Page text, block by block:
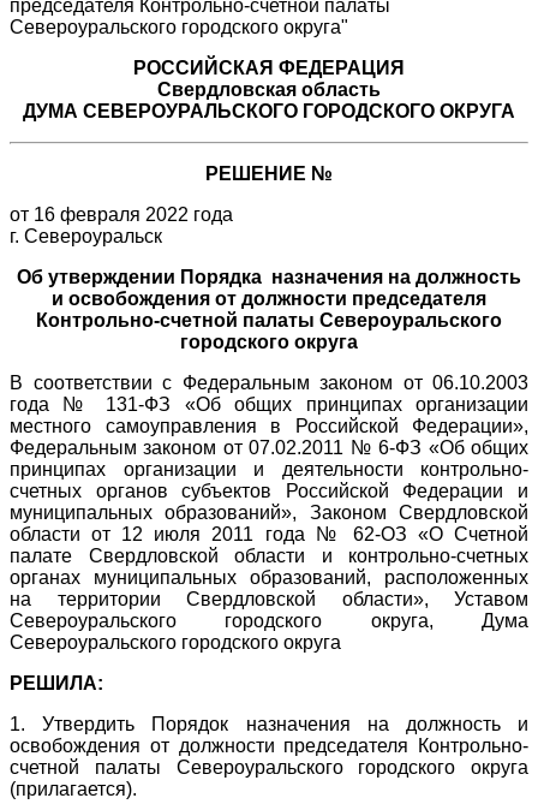
РОССИЙСКАЯ ФЕДЕРАЦИЯ
Свердловская область
ДУМА СЕВЕРОУРАЛЬСКОГО ГОРОДСКОГО ОКРУГА
РЕШЕНИЕ №
от 16 февраля 2022 года
г. Североуральск
Об утверждении Порядка назначения на должность
и освобождения от должности председателя
Контрольно-счетной палаты Североуральского
городского округа
В соответствии с Федеральным законом от 06.10.2003
года № 131-ФЗ «Об общих принципах организации
местного самоуправления в Российской Федерации»,
Федеральным законом от 07.02.2011 № 6-ФЗ «Об общих
принципах организации и деятельности контрольно-
счетных органов субъектов Российской Федерации и
муниципальных образований», Законом Свердловской
области от 12 июля 2011 года № 62-ОЗ «О Счетной
палате Свердловской области и контрольно-счетных
органах муниципальных образований, расположенных
на территории Свердловской области», Уставом
Североуральского городского округа, Дума
Североуральского городского округа
РЕШИЛА:
1. Утвердить Порядок назначения на должность и
освобождения от должности председателя Контрольно-
счетной палаты Североуральского городского округа
(прилагается).